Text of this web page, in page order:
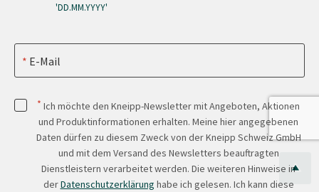
'DD.MM.YYYY'
E-Mail
* Ich möchte den Kneipp-Newsletter mit Angeboten, Aktionen
und Produktinformationen erhalten. Meine hier angegebenen
Daten dürfen zu diesem Zweck von der Kneipp Schweiz GmbH
und mit dem Versand des Newsletters beauftragten
Dienstleistern verarbeitet werden. Die weiteren Hinweise in
derDatenschutzerklärung habe ich gelesen. Ich kann diese